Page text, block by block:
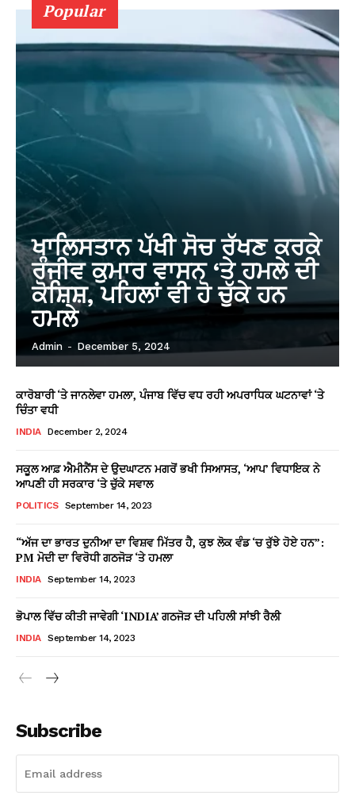
Popular
ਖਾਲਿਸਤਾਨ ਪੱਖੀ ਸੋਚ ਰੱਖਣ ਕਰਕੇ
ਰੰਜੀਵ ਕੁਮਾਰ ਵਾਸਨ ‘ਤੇ ਹਮਲੇ ਦੀ
ਕੋਸ਼ਿਸ਼, ਪਹਿਲਾਂ ਵੀ ਹੋ ਚੁੱਕੇ ਹਨ
ਹਮਲੇ
Admin - December 5, 2024
ਕਾਰੋਬਾਰੀ ‘ਤੇ ਜਾਨਲੇਵਾ ਹਮਲਾ, ਪੰਜਾਬ ਵਿੱਚ ਵਧ ਰਹੀ ਅਪਰਾਧਿਕ ਘਟਨਾਵਾਂ ‘ਤੇ
ਚਿੰਤਾ ਵਧੀ
INDIA December 2, 2024
ਸਕੂਲ ਆਫ਼ ਐਮੀਨੈਂਸ ਦੇ ਉਦਘਾਟਨ ਮਗਰੋਂ ਭਖੀ ਸਿਆਸਤ, ‘ਆਪ’ ਵਿਧਾਇਕ ਨੇ
ਆਪਣੀ ਹੀ ਸਰਕਾਰ ‘ਤੇ ਚੁੱਕੇ ਸਵਾਲ
POLITICS September 14, 2023
“ਅੱਜ ਦਾ ਭਾਰਤ ਦੁਨੀਆ ਦਾ ਵਿਸ਼ਵ ਮਿੱਤਰ ਹੈ, ਕੁਝ ਲੋਕ ਵੰਡ ‘ਚ ਰੁੱਝੇ ਹੋਏ ਹਨ”:
PM ਮੋਦੀ ਦਾ ਵਿਰੋਧੀ ਗਠਜੋੜ ‘ਤੇ ਹਮਲਾ
INDIA September 14, 2023
ਭੋਪਾਲ ਵਿੱਚ ਕੀਤੀ ਜਾਵੇਗੀ ‘INDIA’ ਗਠਜੋੜ ਦੀ ਪਹਿਲੀ ਸਾਂਝੀ ਰੈਲੀ
INDIA September 14, 2023
Subscribe